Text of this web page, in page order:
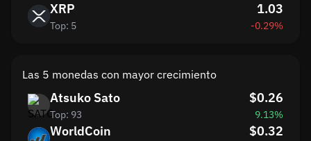
XRP
Top: 5
1.03
-0.29%
Las 5 monedas con mayor crecimiento
Atsuko Sato
Top: 93
$0.26
9.13%
WorldCoin $0.32